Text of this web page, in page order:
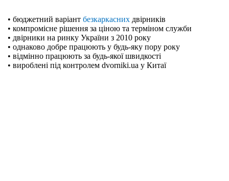
• бюджетний варіант безкаркасних двірників
• компромісне рішення за ціною та терміном служби
• двірники на ринку України з 2010 року
• однаково добре працюють у будь-яку пору року
• відмінно працюють за будь-якої швидкості
• вироблені під контролем dvorniki.ua у Китаї